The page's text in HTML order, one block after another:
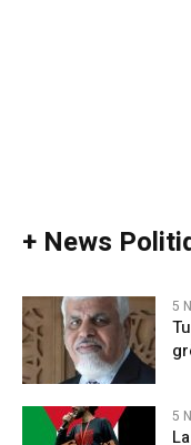
+ News
5
5